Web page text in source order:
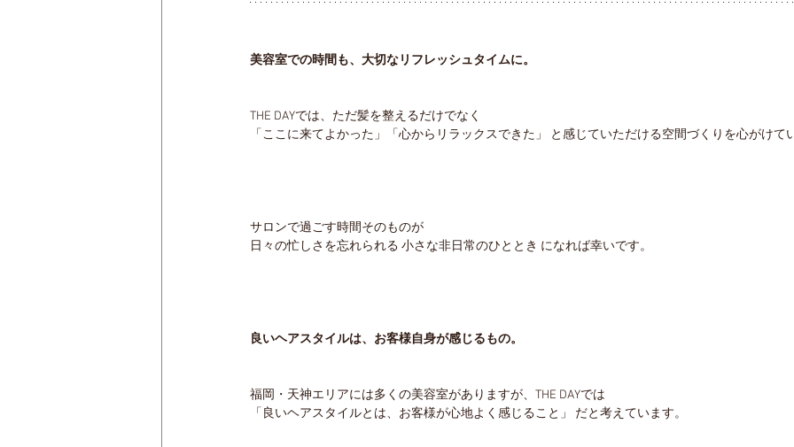
美容室での時間も、大切なリフレッシュタイムに。
THE DAYでは、ただ髪を整えるだけでなく
「ここに来てよかった」「心からリラックスできた」 と感じていただける空間づくりを心がけて
サロンで過ごす時間そのものが
日々の忙しさを忘れられる 小さな非日常のひととき になれば幸いです。
良いヘアスタイルは、お客様自身が感じるもの。
福岡・天神エリアには多くの美容室がありますが、THE DAYでは
「良いヘアスタイルとは、お客様が心地よく感じること」 だと考えています。